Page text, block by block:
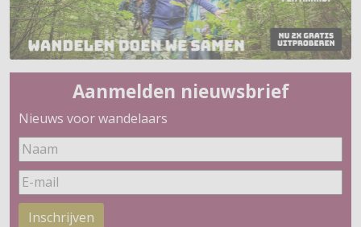
Aanmelden nieuwsbrief
Nieuws voor wandelaars
Inschrijven